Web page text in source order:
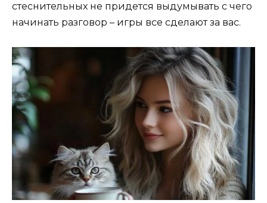
стеснительных не придется выдумывать с чего
начинать разговор – игры все сделают за вас.